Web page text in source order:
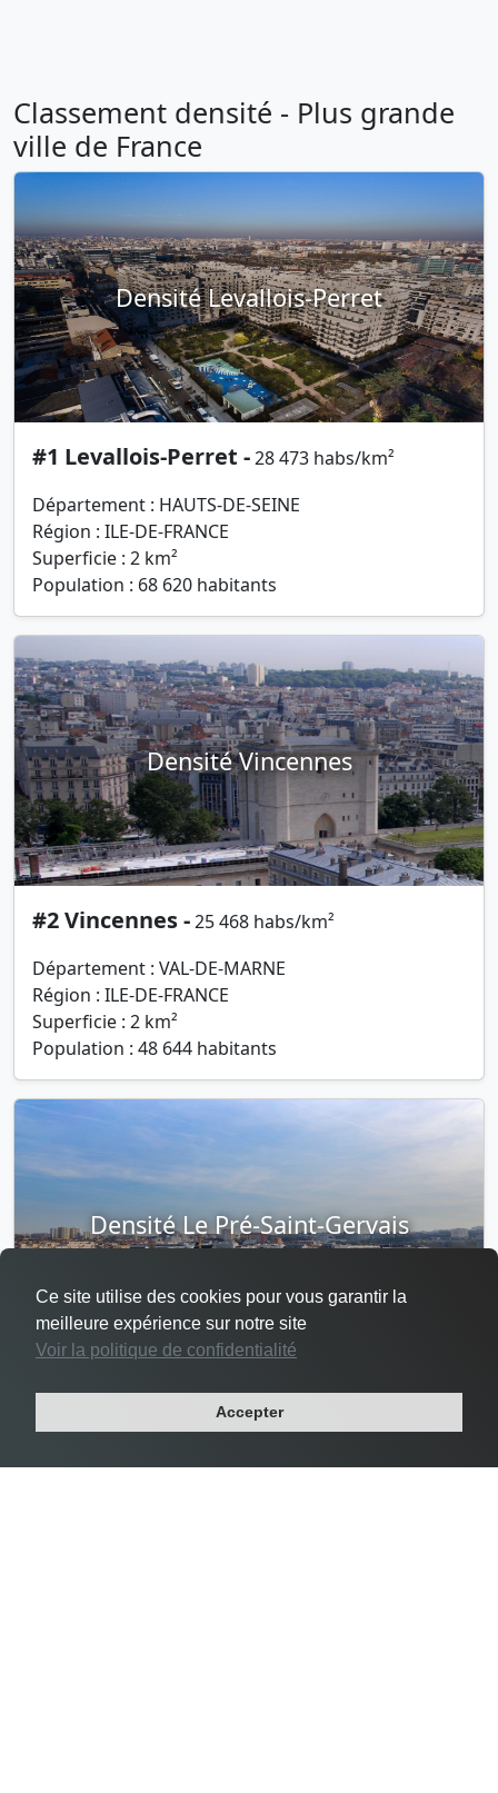
Classement densité - Plus grande
ville de France
Densité Levallois-Perret
#1 Levallois-Perret -28 473 habs/km²
Département : HAUTS-DE-SEINE
Région : ILE-DE-FRANCE
Superficie : 2 km²
Population : 68 620 habitants
Densité Vincennes
#2 Vincennes -25 468 habs/km²
Département : VAL-DE-MARNE
Région : ILE-DE-FRANCE
Superficie : 2 km²
Population : 48 644 habitants
Densité Le Pré-Saint-Gervais
Département : SEINE-SAINT-DENIS
Ce site utilise des cookies pour vous garantir la
meilleure expérience sur notre site
Voir la politique de confidentialité
Accepter